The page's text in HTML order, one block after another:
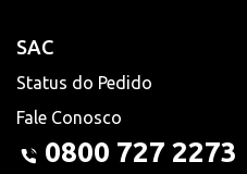
SAC
Status do Pedido
Fale Conosco
0800 727 2273